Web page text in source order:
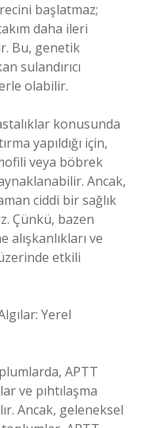
başlatmaz;
daha ileri
Bu, genetik
sulandırıcı
olabilir.
konusunda
yapıldığı için,
veya böbrek
Ancak,
ciddi bir sağlık
Çünkü, bazen
alışkanlıkları ve
etkili
Yerel
APTT
ve pıhtılaşma
Ancak, geleneksel